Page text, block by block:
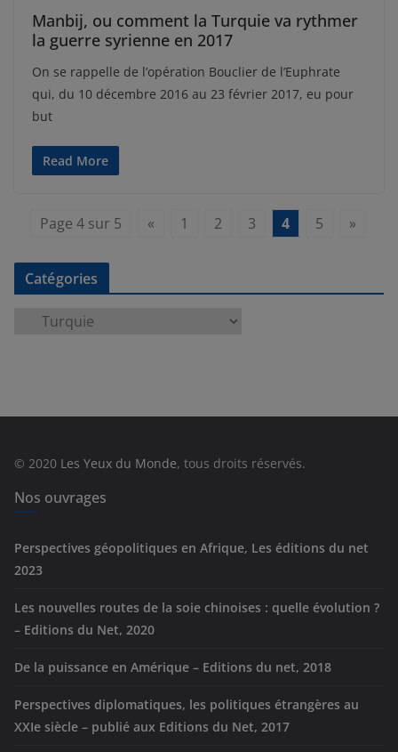
Manbij, ou comment la Turquie va rythmer
la guerre syrienne en 2017
On se rappelle de l’opération Bouclier de l’Euphrate
qui, du 10 décembre 2016 au 23 février 2017, eu pour
but
Read More
Page 4 sur 5 « 1 2 3 4 5 »
Catégories
e
s
© 2020 Les Yeux du Monde, tous droits réservés.
Nos ouvrages
Perspectives géopolitiques en Afrique, Les éditions du net
2023
Les nouvelles routes de la soie chinoises : quelle évolution ?
– Editions du Net, 2020
De la puissance en Amérique – Editions du net, 2018
Perspectives diplomatiques, les politiques étrangères au
XXIe siècle – publié aux Editions du Net, 2017